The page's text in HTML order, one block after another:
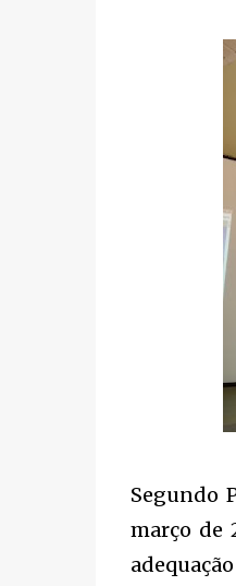
Segundo
março de